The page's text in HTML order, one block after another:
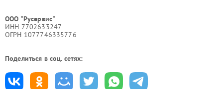
ООО "Русервис"
ИНН 7702633247
ОГРН 1077746335776
Поделиться в соц. сетях: